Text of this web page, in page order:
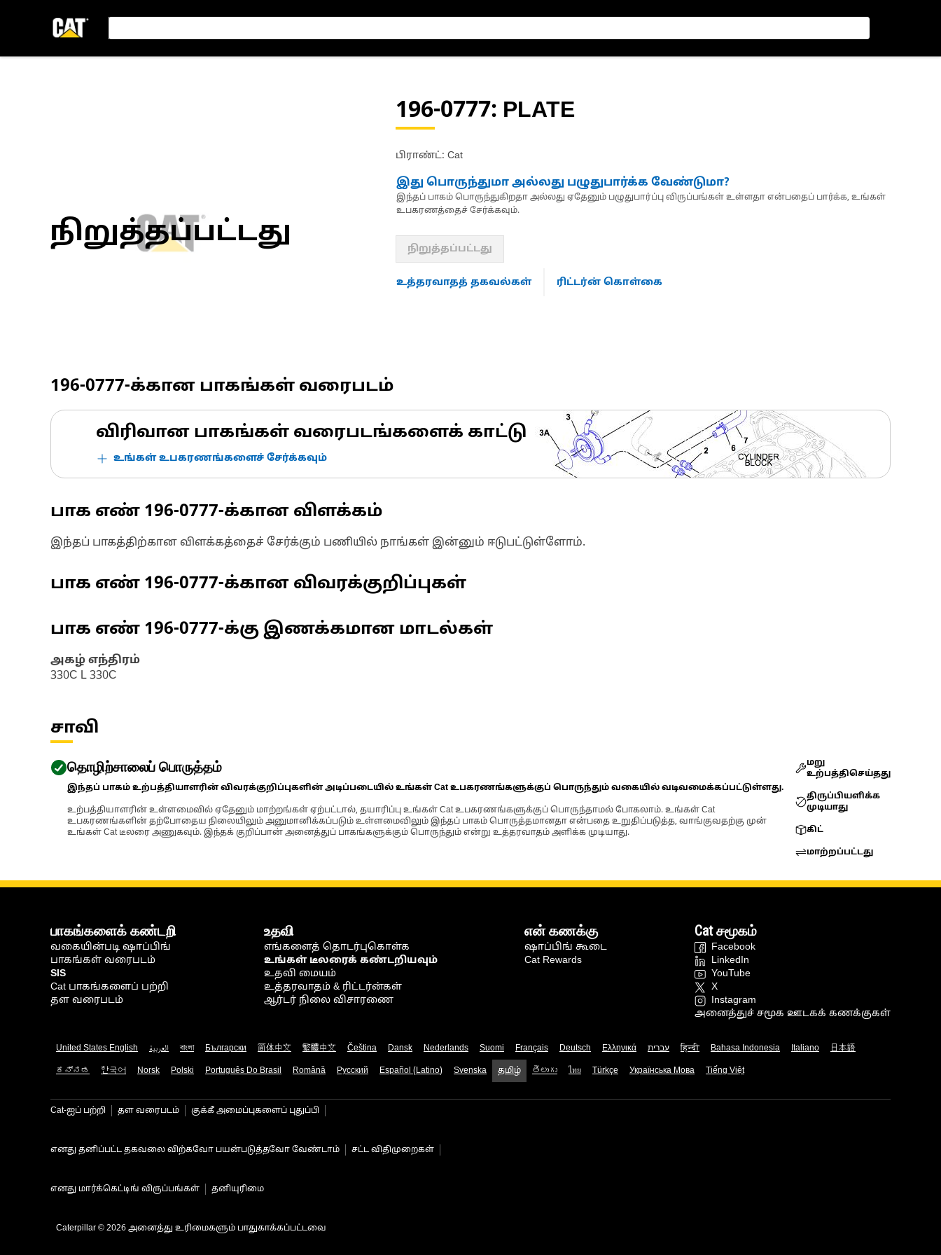
நிறுத்தப்பட்டது
196-0777: PLATE
பிராண்ட்: Cat
இது பொருந்துமா அல்லது பழுதுபார்க்க வேண்டுமா?
இந்தப் பாகம் பொருந்துகிறதா அல்லது ஏதேனும் பழுதுபார்ப்பு விருப்பங்கள் உள்ளதா என்பதைப் பார்க்க, உங்கள்
உபகரணத்தைச் சேர்க்கவும்.
நிறுத்தப்பட்டது
உத்தரவாதத் தகவல்கள் ரிட்டர்ன் கொள்கை
196-0777-க்கான பாகங்கள் வரைபடம்
விரிவான பாகங்கள் வரைபடங்களைக் காட்டு
உங்கள் உபகரணங்களைச் சேர்க்கவும்
பாக எண் 196-0777-க்கான விளக்கம்
இந்தப் பாகத்திற்கான விளக்கத்தைச் சேர்க்கும் பணியில் நாங்கள் இன்னும் ஈடுபட்டுள்ளோம்.
பாக எண் 196-0777-க்கான விவரக்குறிப்புகள்
பாக எண் 196-0777-க்கு இணக்கமான மாடல்கள்
அகழ் எந்திரம்
330C L 330C
சாவி
தொழிற்சாலைப் பொருத்தம்
இந்தப் பாகம் உற்பத்தியாளரின் விவரக்குறிப்புகளின் அடிப்படையில் உங்கள் Cat உபகரணங்களுக்குப் பொருந்தும் வகையில் வடிவமைக்கப்பட்டுள்ளது.
உற்பத்தியாளரின் உள்ளமைவில் ஏதேனும் மாற்றங்கள் ஏற்பட்டால், தயாரிப்பு உங்கள் Cat உபகரணங்களுக்குப் பொருந்தாமல் போகலாம். உங்கள் Cat
உபகரணங்களின் தற்போதைய நிலையிலும் அனுமானிக்கப்படும் உள்ளமைவிலும் இந்தப் பாகம் பொருத்தமானதா என்பதை உறுதிப்படுத்த, வாங்குவதற்கு முன்
உங்கள் Cat டீலரை அணுகவும். இந்தக் குறிப்பான் அனைத்துப் பாகங்களுக்கும் பொருந்தும் என்று உத்தரவாதம் அளிக்க முடியாது.
மறு
உற்பத்திசெய்தது
திருப்பியளிக்க
முடியாது
கிட்
மாற்றப்பட்டது
பாகங்களைக் கண்டறி
வகையின்படி ஷாப்பிங்
பாகங்கள் வரைபடம்
SIS
Cat பாகங்களைப் பற்றி
தள வரைபடம்
உதவி
எங்களைத் தொடர்புகொள்க
உங்கள் டீலரைக் கண்டறியவும்
உதவி மையம்
உத்தரவாதம் & ரிட்டர்ன்கள்
ஆர்டர் நிலை விசாரணை
என் கணக்கு
ஷாப்பிங் கூடை
Cat Rewards
Cat சமூகம்
Facebook
LinkedIn
YouTube
X
Instagram
அனைத்துச் சமூக ஊடகக் கணக்குகள்
United States English العربية বাংলা Български 简体中文 繁體中文 Čeština Dansk Nederlands Suomi Français Deutsch Ελληνικά עברית हिन्दी Bahasa Indonesia Italiano 日本語
ಕನ್ನಡ 한국어 Norsk Polski Português Do Brasil Română Русский Español (Latino) Svenska தமிழ் తెలుగు ไทย Türkçe Українська Мова Tiếng Việt
Cat-ஐப் பற்றி தள வரைபடம் குக்கீ அமைப்புகளைப் புதுப்பி
எனது தனிப்பட்ட தகவலை விற்கவோ பயன்படுத்தவோ வேண்டாம் சட்ட விதிமுறைகள்
எனது மார்க்கெட்டிங் விருப்பங்கள் தனியுரிமை
Caterpillar © 2026 அனைத்து உரிமைகளும் பாதுகாக்கப்பட்டவை